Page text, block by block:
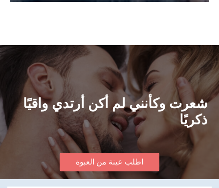
شعرت وكأنني لم أكن أرتدي واقيًا
ذكريًا
اطلب عينة من العبوة